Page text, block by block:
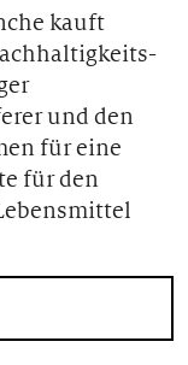
kauft
und den
für eine
für den